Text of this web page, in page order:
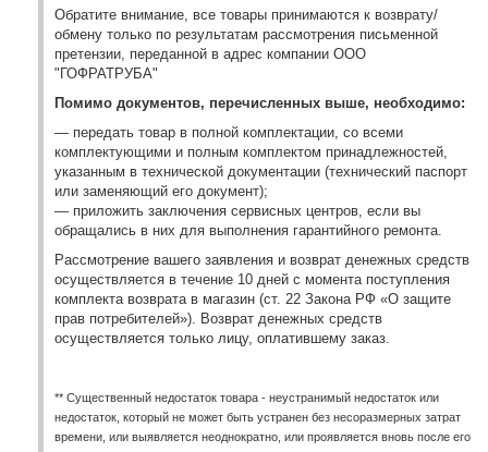
Обратите внимание, все товары принимаются к возврату/
обмену только по результатам рассмотрения письменной
претензии, переданной в адрес компании ООО
"ГОФРАТРУБА"
Помимо документов, перечисленных выше, необходимо:
— передать товар в полной комплектации, со всеми
комплектующими и полным комплектом принадлежностей,
указанным в технической документации (технический паспорт
или заменяющий его документ);
— приложить заключения сервисных центров, если вы
обращались в них для выполнения гарантийного ремонта.
Рассмотрение вашего заявления и возврат денежных средств
осуществляется в течение 10 дней с момента поступления
комплекта возврата в магазин (ст. 22 Закона РФ «О защите
прав потребителей»). Возврат денежных средств
осуществляется только лицу, оплатившему заказ.
** Существенный недостаток товара - неустранимый недостаток или
недостаток, который не может быть устранен без несоразмерных затрат
времени, или выявляется неоднократно, или проявляется вновь после его